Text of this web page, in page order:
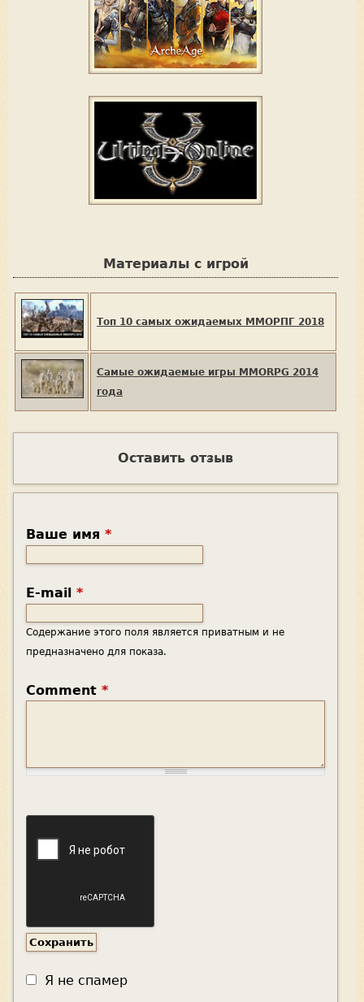
Материалы с игрой
Топ 10 самых ожидаемых ММОРПГ 2018
Самые ожидаемые игры MMORPG 2014
года
Оставить отзыв
Ваше имя *
E-mail *
Содержание этого поля является приватным и не
предназначено для показа.
Comment *
Я не спамер